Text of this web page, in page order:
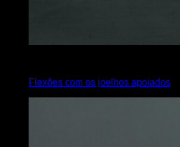
Flexões com os joelhos apoiados